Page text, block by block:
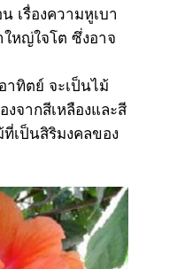
เรื่องความหูเบา
ใหญ่ใจโต ซึ่งอาจ
าทิตย์ จะเป็นไม้
งจากสีเหลืองและสี
เป็นสิริมงคลของ